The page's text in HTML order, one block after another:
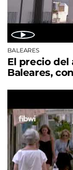
BALEARES
El precio del
Baleares,